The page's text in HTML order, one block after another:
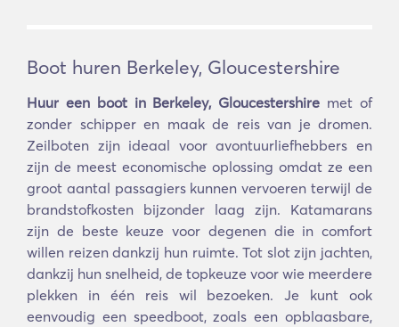
Boot huren Berkeley, Gloucestershire
Huur een boot in Berkeley, Gloucestershire met of
zonder schipper en maak de reis van je dromen.
Zeilboten zijn ideaal voor avontuurliefhebbers en
zijn de meest economische oplossing omdat ze een
groot aantal passagiers kunnen vervoeren terwijl de
brandstofkosten bijzonder laag zijn. Katamarans
zijn de beste keuze voor degenen die in comfort
willen reizen dankzij hun ruimte. Tot slot zijn jachten,
dankzij hun snelheid, de topkeuze voor wie meerdere
plekken in één reis wil bezoeken. Je kunt ook
eenvoudig een speedboot, zoals een opblaasbare,